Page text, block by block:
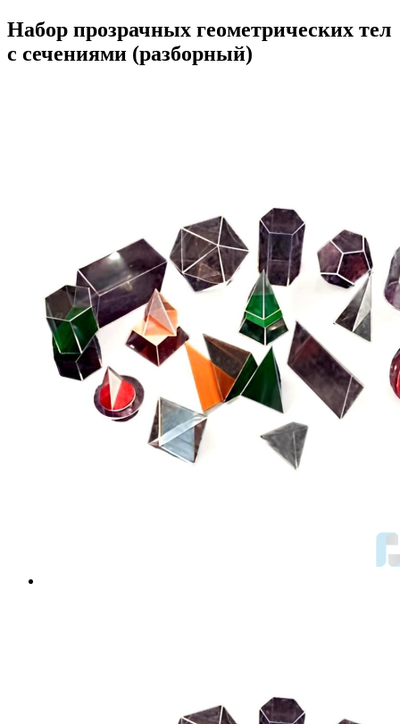
Набор прозрачных геометрических тел
с сечениями (разборный)